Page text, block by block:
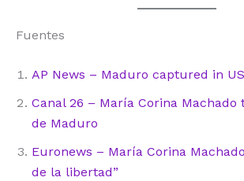
Fuentes
AP News – Maduro captured in
Canal 26 – María Corina
de Maduro
Euronews – María Corina
de la libertad”